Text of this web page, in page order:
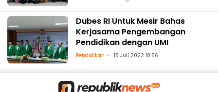
Dubes RI Untuk Mesir Bahas
Kerjasama Pengembangan
Pendidikan dengan UMI
Pendidikan 18 Juli 2022 18:56